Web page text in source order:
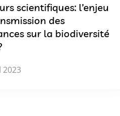
scientifiques: l’enjeu
des
sur la biodiversité
2023